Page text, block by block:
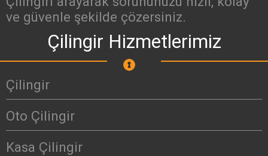
ve güvenle şekilde çözersiniz.
Çilingir Hizmetlerimiz
Çilingir
Oto Çilingir
Kasa Çilingir